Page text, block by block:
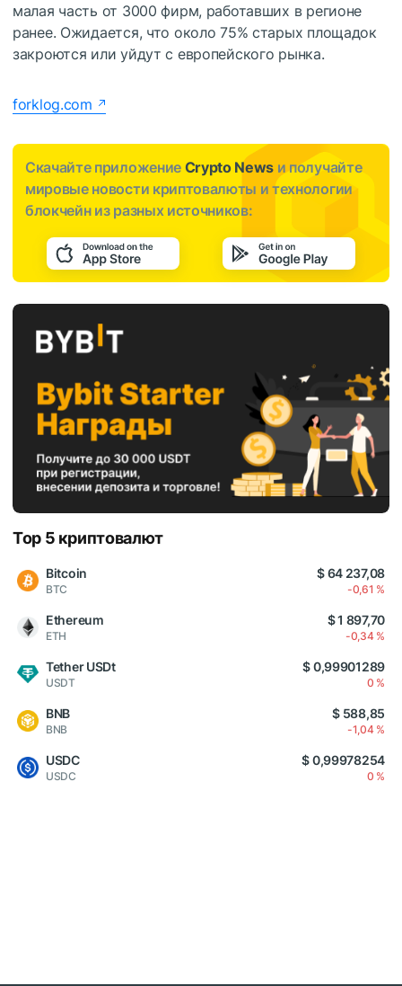
малая часть от 3000 фирм, работавших в регионе
ранее. Ожидается, что около 75% старых площадок
закроются или уйдут с европейского рынка.
forklog.com
Скачайте приложение Crypto News и получайте
мировые новости криптовалюты и технологии
блокчейн из разных источников:
Top 5 криптовалют
Bitcoin
BTC
$ 64 237,08
-0,61 %
Ethereum
ETH
$ 1 897,70
-0,34 %
Tether USDt
USDT
$ 0,99901289
0 %
BNB
BNB
$ 588,85
-1,04 %
USDC
USDC
$ 0,99978254
0 %